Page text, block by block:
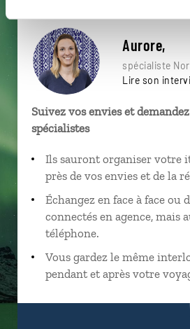
Aurore,
spécialiste
Lire son
Suivez vos envies et
spécialistes
Ils sauront organiser votre
près de vos envies et de la
Échangez en face à face ou
connectés en agence, mais
téléphone.
Vous gardez le même
pendant et après votre